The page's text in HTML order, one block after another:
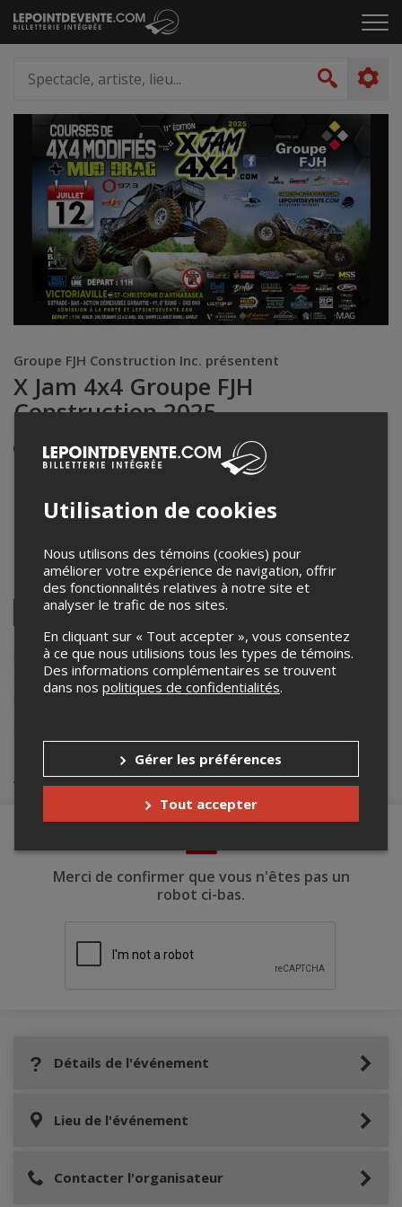
Passer
au
le
artiste,
lieu...
Groupe FJH Construction Inc. présentent
X Jam 4x4 Groupe FJH
Construction 2025
Événement en personne
12 juillet 2025
Piste du X jam 4x4
Partagez cet événement
Facebook
Twitter
Linkedin PinterestEnvoyer
par
courriel
Lepointdevente.com agit à titre de mandataire pour Alkalinedans le
cadre de l’affichage en ligne et la vente de billets pour ses
événements.
Pour plus d’information à propos de cet événement, veuillez
Achat de billets
Merci de confirmer que vous n'êtes pas un
robot ci-bas.
Détails de l'événement
Lieu de l'événement
Contacter l'organisateur
Utilisation de cookies
Nous utilisons des témoins (cookies) pour
améliorer votre expérience de navigation, offrir
des fonctionnalités relatives à notre site et
analyser le trafic de nos sites.
En cliquant sur « Tout accepter », vous consentez
à ce que nous utilisions tous les types de témoins.
Des informations complémentaires se trouvent
dans nos politiques de confidentialités.
Gérer les préférences
Tout accepter